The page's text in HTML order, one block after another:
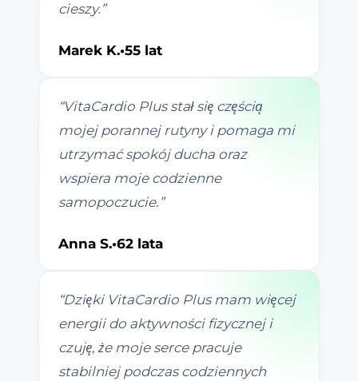
cieszy. ”
Marek K.•55 lat
“VitaCardio Plus stał się częścią
mojej porannej rutyny i pomaga mi
utrzymać spokój ducha oraz
wspiera moje codzienne
samopoczucie. ”
Anna S.•62 lata
“Dzięki VitaCardio Plus mam więcej
energii do aktywności fizycznej i
czuję, że moje serce pracuje
stabilniej podczas codziennych